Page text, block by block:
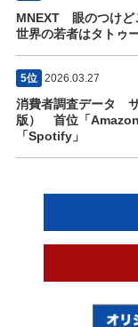
MNEXT 眼のつけど
世界の若者はタトゥ
5位 2026.03.27
消費者調査データ
版） 首位「Amazon
「Spotify」